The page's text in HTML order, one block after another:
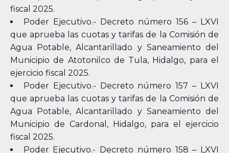
fiscal 2025.
Poder Ejecutivo.- Decreto número 156 – LXVI
que aprueba las cuotas y tarifas de la Comisión de
Agua Potable, Alcantarillado y Saneamiento del
Municipio de Atotonilco de Tula, Hidalgo, para el
ejercicio fiscal 2025.
Poder Ejecutivo.- Decreto número 157 – LXVI
que aprueba las cuotas y tarifas de la Comisión de
Agua Potable, Alcantarillado y Saneamiento del
Municipio de Cardonal, Hidalgo, para el ejercicio
fiscal 2025.
Poder Ejecutivo.- Decreto número 158 – LXVI